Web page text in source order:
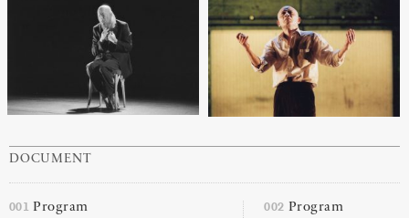
DOCUMENT
001 Program 002 Program